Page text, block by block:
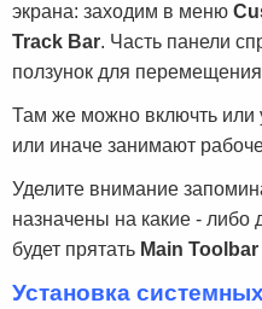
экрана: заходим в меню
Track Bar. Часть панели
ползунок для
Там же можно включть или
или иначе занимают
Уделите внимание
назначены на какие - либо
будет прятать Main Toolbar
Установка